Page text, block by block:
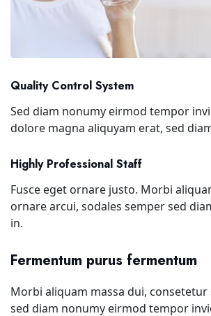
Quality Control System
Sed diam nonumy eirmod tempor
dolore magna aliquyam erat, sed
Highly Professional Staff
Fusce eget ornare justo. Morbi
ornare arcui, sodales semper sed
in.
Fermentum purus fermentum
Morbi aliquam massa dui, consetetur
sed diam nonumy eirmod tempor